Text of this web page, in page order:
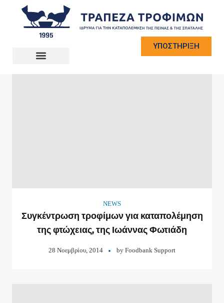
ΥΠΟΣΤΗΡΙΞΗ
NEWS
Συγκέντρωση τροφίμων για καταπολέμηση
της φτώχειας, της Ιωάννας Φωτιάδη
28 Νοεμβρίου, 2014 by Foodbank Support